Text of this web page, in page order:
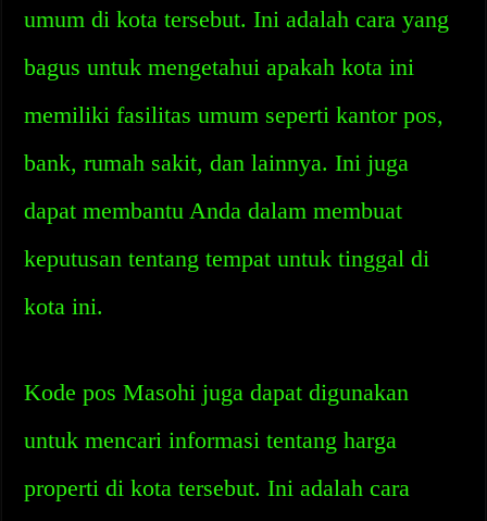
umum di kota tersebut. Ini adalah cara yang
bagus untuk mengetahui apakah kota ini
memiliki fasilitas umum seperti kantor pos,
bank, rumah sakit, dan lainnya. Ini juga
dapat membantu Anda dalam membuat
keputusan tentang tempat untuk tinggal di
kota ini.
Kode pos Masohi juga dapat digunakan
untuk mencari informasi tentang harga
properti di kota tersebut. Ini adalah cara